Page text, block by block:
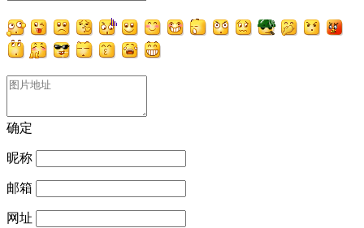
确定
昵称
邮箱
网址